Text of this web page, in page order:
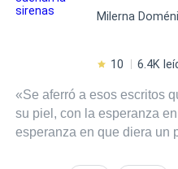
Milerna
10 6.4K
«Se aferró a esos escritos
su piel, con la esperanza
esperanza en que diera un